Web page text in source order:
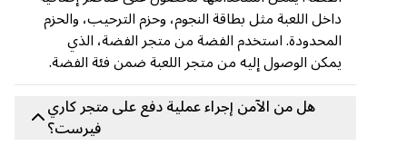
داخل اللعبة مثل بطاقة النجوم، وحزم الترحيب، والحزم
المحدودة. استخدم الفضة من متجر الفضة، الذي
يمكن الوصول إليه من متجر اللعبة ضمن فئة الفضة.
هل من الآمن إجراء عملية دفع على متجر كاري
فيرست؟